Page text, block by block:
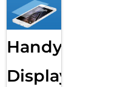
Handy
Displayfolie